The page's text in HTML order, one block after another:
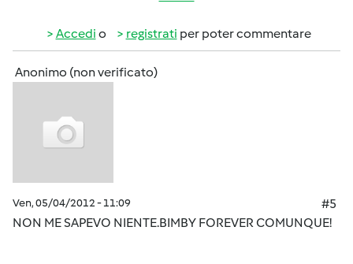
Accedi o registrati per poter commentare
Anonimo (non verificato)
Ven, 05/04/2012 - 11:09
#5
NON ME SAPEVO NIENTE.BIMBY FOREVER COMUNQUE!